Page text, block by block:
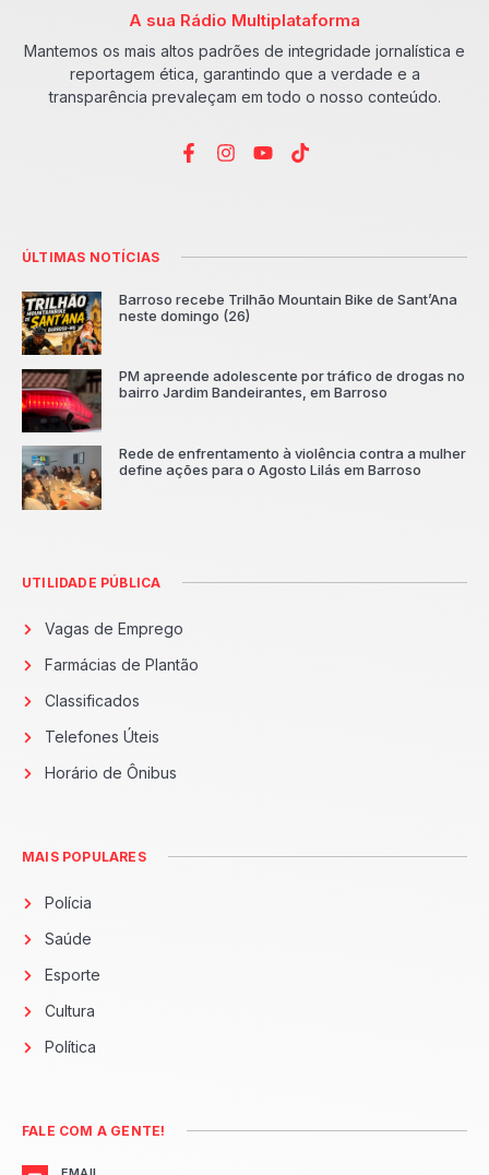
A sua Rádio Multiplataforma
Mantemos os mais altos padrões de integridade jornalística e
reportagem ética, garantindo que a verdade e a
transparência prevaleçam em todo o nosso conteúdo.
ÚLTIMAS NOTÍCIAS
Barroso recebe Trilhão Mountain Bike de Sant’Ana
neste domingo (26)
PM apreende adolescente por tráfico de drogas no
bairro Jardim Bandeirantes, em Barroso
Rede de enfrentamento à violência contra a mulher
define ações para o Agosto Lilás em Barroso
UTILIDADE PÚBLICA
Vagas de Emprego
Farmácias de Plantão
Classificados
Telefones Úteis
Horário de Ônibus
MAIS POPULARES
Polícia
Saúde
Esporte
Cultura
Política
FALE COM A GENTE!